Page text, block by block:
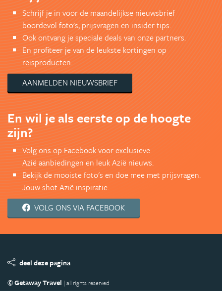
Schrijf je in voor de maandelijkse nieuwsbrief
boordevol foto's, prijsvragen en insider tips.
Ook ontvang je speciale deals van onze partners.
En profiteer je van de leukste kortingen op
reisproducten.
AANMELDEN NIEUWSBRIEF
En wil je als eerste op de hoogte
zijn?
Volg ons op Facebook voor exclusieve
Azië aanbiedingen en leuk Azië nieuws.
Bekijk de mooiste foto's en doe mee met prijsvragen.
Jouw shot Azië inspiratie.
VOLG ONS VIA FACEBOOK
deel deze pagina
© Getaway Travel | all rights reserved